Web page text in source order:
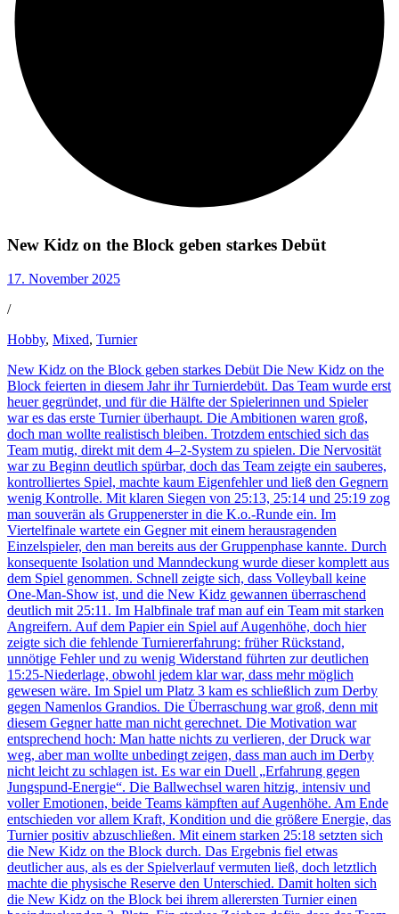
New Kidz on the Block geben starkes Debüt
17. November 2025
/
Hobby, Mixed, Turnier
New Kidz on the Block geben starkes Debüt Die New Kidz on the
Block feierten in diesem Jahr ihr Turnierdebüt. Das Team wurde erst
heuer gegründet, und für die Hälfte der Spielerinnen und Spieler
war es das erste Turnier überhaupt. Die Ambitionen waren groß,
doch man wollte realistisch bleiben. Trotzdem entschied sich das
Team mutig, direkt mit dem 4–2-System zu spielen. Die Nervosität
war zu Beginn deutlich spürbar, doch das Team zeigte ein sauberes,
kontrolliertes Spiel, machte kaum Eigenfehler und ließ den Gegnern
wenig Kontrolle. Mit klaren Siegen von 25:13, 25:14 und 25:19 zog
man souverän als Gruppenerster in die K.o.-Runde ein. Im
Viertelfinale wartete ein Gegner mit einem herausragenden
Einzelspieler, den man bereits aus der Gruppenphase kannte. Durch
konsequente Isolation und Manndeckung wurde dieser komplett aus
dem Spiel genommen. Schnell zeigte sich, dass Volleyball keine
One-Man-Show ist, und die New Kidz gewannen überraschend
deutlich mit 25:11. Im Halbfinale traf man auf ein Team mit starken
Angreifern. Auf dem Papier ein Spiel auf Augenhöhe, doch hier
zeigte sich die fehlende Turniererfahrung: früher Rückstand,
unnötige Fehler und zu wenig Widerstand führten zur deutlichen
15:25-Niederlage, obwohl jedem klar war, dass mehr möglich
gewesen wäre. Im Spiel um Platz 3 kam es schließlich zum Derby
gegen Namenlos Grandios. Die Überraschung war groß, denn mit
diesem Gegner hatte man nicht gerechnet. Die Motivation war
entsprechend hoch: Man hatte nichts zu verlieren, der Druck war
weg, aber man wollte unbedingt zeigen, dass man auch im Derby
nicht leicht zu schlagen ist. Es war ein Duell „Erfahrung gegen
Jungspund-Energie“. Die Ballwechsel waren hitzig, intensiv und
voller Emotionen, beide Teams kämpften auf Augenhöhe. Am Ende
entschieden vor allem Kraft, Kondition und die größere Energie, das
Turnier positiv abzuschließen. Mit einem starken 25:18 setzten sich
die New Kidz on the Block durch. Das Ergebnis fiel etwas
deutlicher aus, als es der Spielverlauf vermuten ließ, doch letztlich
machte die physische Reserve den Unterschied. Damit holten sich
die New Kidz on the Block bei ihrem allerersten Turnier einen